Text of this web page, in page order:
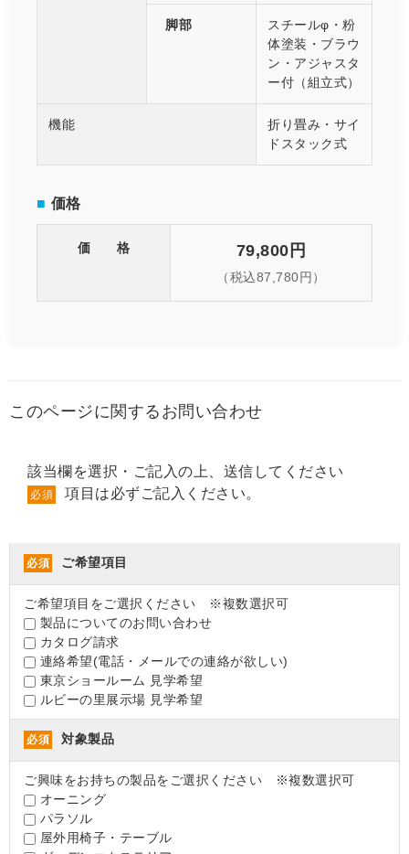
脚部
スチールφ・粉
体塗装・ブラウ
ン・アジャスタ
ー付（組立式）
機能
折り畳み・サイ
ドスタック式
■ 価格
価 格 79,800円
（税込87,780円）
このページに関するお問い合わせ
該当欄を選択・ご記入の上、送信してください
必須 項目は必ずご記入ください。
必須 ご希望項目
ご希望項目をご選択ください ※複数選択可
製品についてのお問い合わせ
カタログ請求
連絡希望(電話・メールでの連絡が欲しい)
東京ショールーム 見学希望
ルビーの里展示場 見学希望
必須 対象製品
ご興味をお持ちの製品をご選択ください ※複数選択可
オーニング
パラソル
屋外用椅子・テーブル